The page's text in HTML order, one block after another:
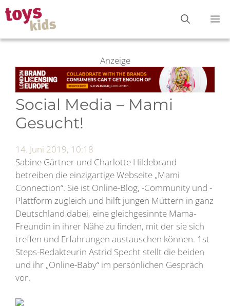
Zum
Inhalt
springen
Anzeige
Social Media – Mami
Gesucht!
14. Juni 2019, 10:18
Sabine Gärtner und Charlotte Hildebrand
betreiben die einzigartige Webseite „Mami
Connection“. Sie ist Online-Blog, -Community und -
Plattform zugleich und hilft jungen Müttern in ganz
Deutschland dabei, eine gleichgesinnte Mama-
Freundin in ihrer Nähe zu finden, mit der sie sich
treffen und Erfahrungen austauschen können. 1st
Steps-Redakteurin Astrid Specht stellt die beiden
und ihr „Online-Baby“ im persönlichen Gespräch
vor.